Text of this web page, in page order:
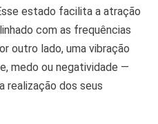
estado facilita a atração
com as frequências
outro lado, uma vibração
medo ou negatividade —
realização dos seus